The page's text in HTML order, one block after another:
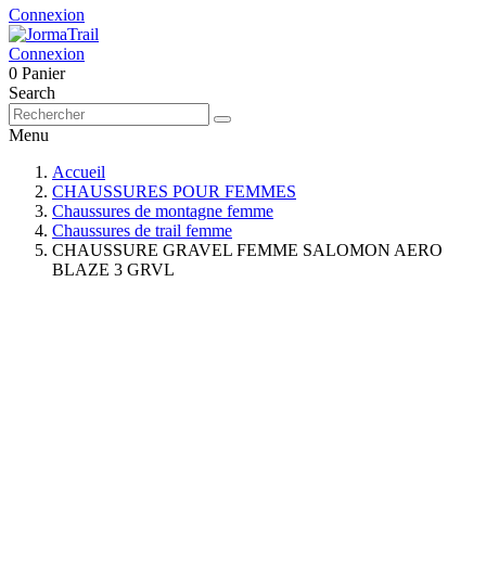
Connexion
Connexion
0 Panier
Search
Menu
Accueil
CHAUSSURES POUR FEMMES
Chaussures de montagne femme
Chaussures de trail femme
CHAUSSURE GRAVEL FEMME SALOMON AERO
BLAZE 3 GRVL